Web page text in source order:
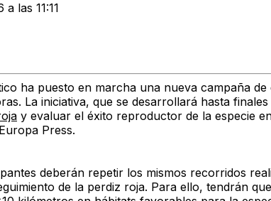
a las 11:11
ha puesto en marcha una nueva campaña
La iniciativa, que se desarrollará hasta
y evaluar el éxito reproductor de la especie
Press.
deberán repetir los mismos recorridos
de la perdiz roja. Para ello, tendrán